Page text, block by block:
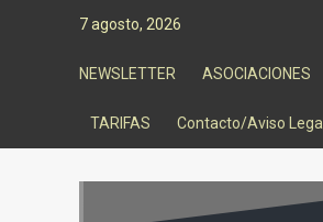
7 agosto, 2026
NEWSLETTER ASOCIACIONES
TARIFAS Contacto/Aviso Legal